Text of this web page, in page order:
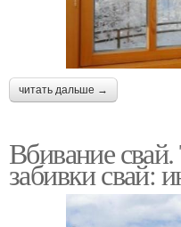
читать дальше →
Вбивание
забивки свай: